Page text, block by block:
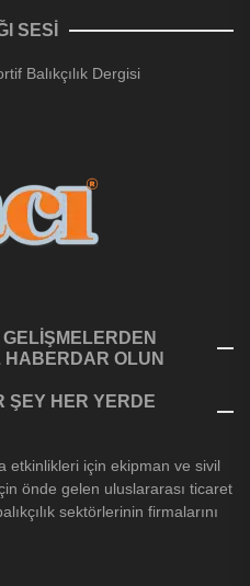
SESİ
Balıkçılık Dergisi
OLUN
ŞEY HER YERDE
etkinlikleri için ekipman ve sivil
önde gelen uluslararası ticaret
sektörlerinin firmalarını